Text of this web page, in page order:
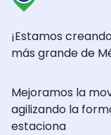
¡Estamos
más grande de
Mejoramos la
agilizando la
estaciona